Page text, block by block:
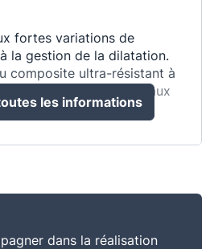
fortes variations de
la gestion de la dilatation.
composite ultra-résistant à
Une excellente tenue aux
Garantie 30 ans
les informations
dans la réalisation